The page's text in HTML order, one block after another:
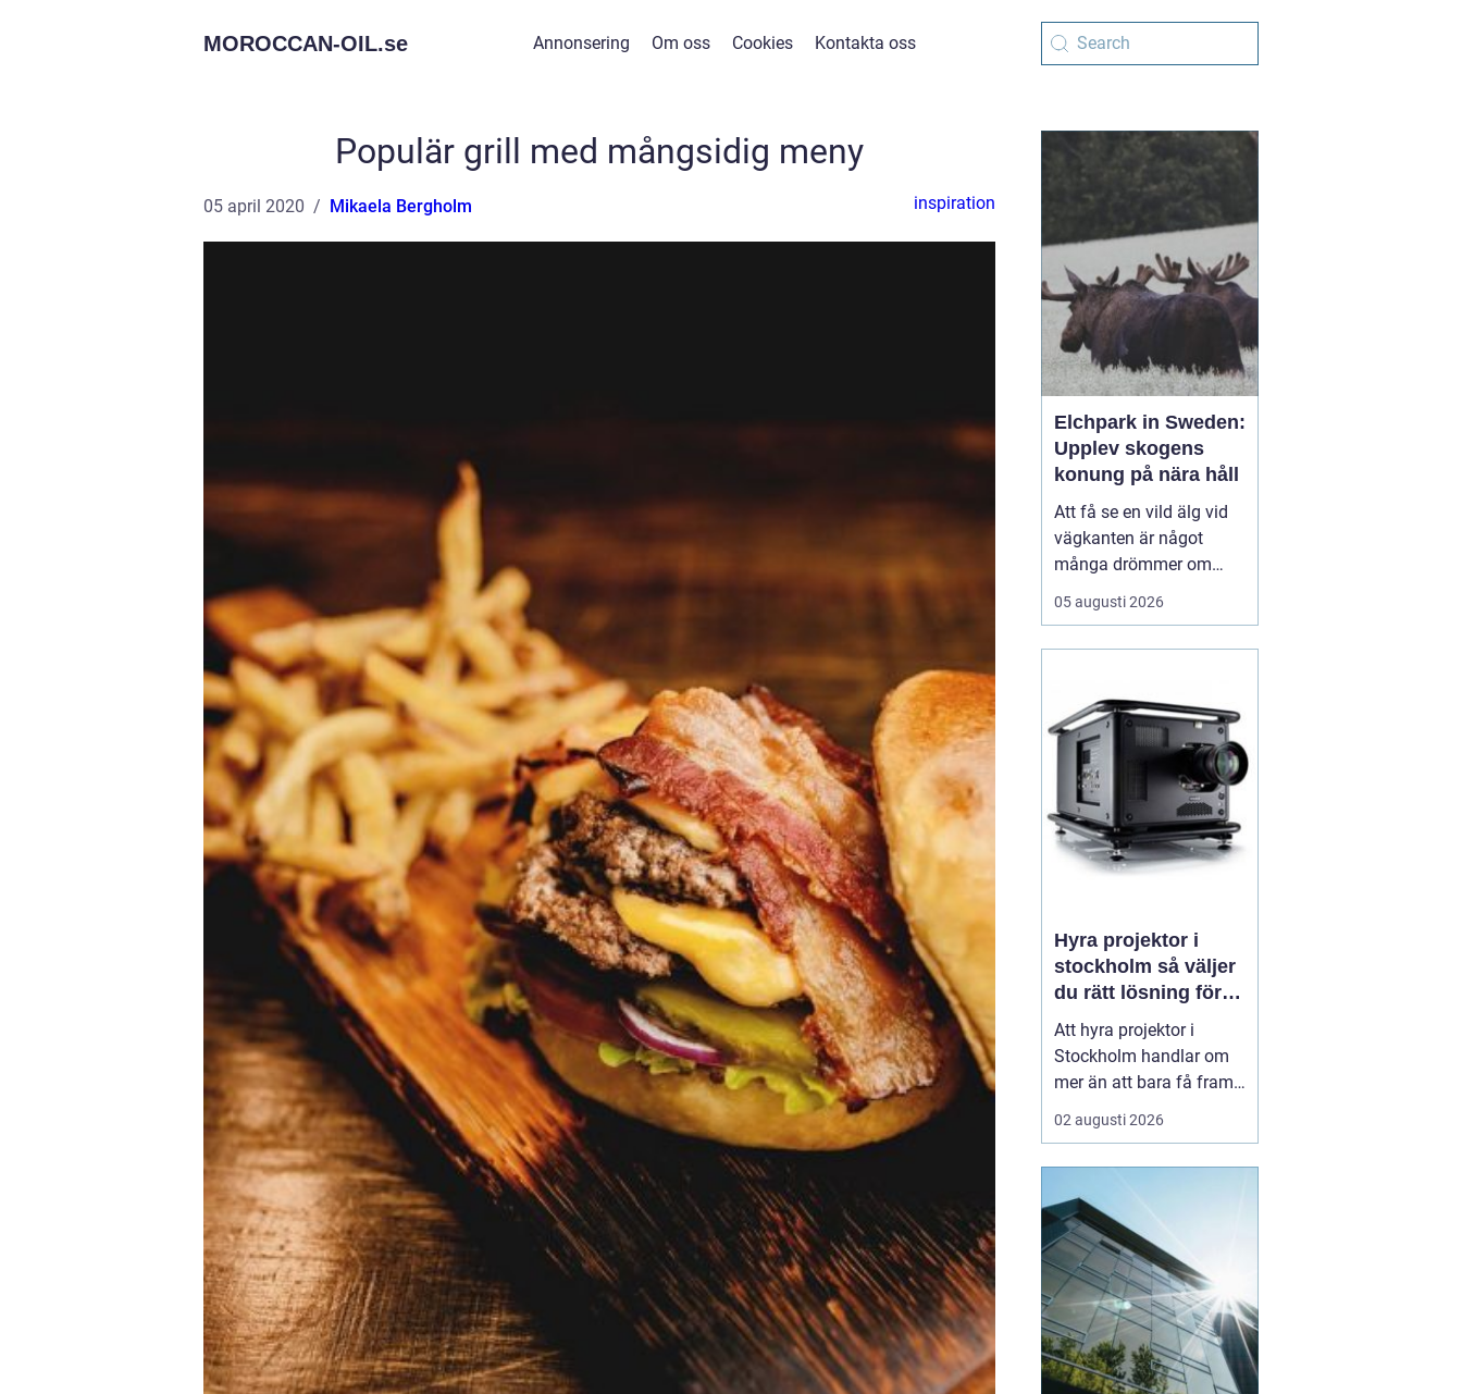
MOROCCAN-OIL.se Annonsering Om oss Cookies Kontakta oss
Populär grill med mångsidig meny
05 april 2020 Mikaela Bergholm inspiration
Elchpark in Sweden:
Upplev skogens
konung på nära håll
Att få se en vild älg vid
vägkanten är något
många drömmer om
inför en resa till Sverige.
I verkligheten är chansen
några dagar. ...
05 augusti 2026
Hyra projektor i
stockholm så väljer
du rätt lösning för
ditt event
Att hyra projektor i
Stockholm handlar om
mer än att bara få fram
en stor bild på en duk.
En bra
landar tydligt hos
publiken eller försvinner i
suddig bild, dålig
kontrast och stressade
teknikstrul. Med r...
02 augusti 2026